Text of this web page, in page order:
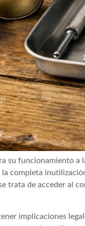
su funcionamiento a
completa
trata de acceder al
implicaciones